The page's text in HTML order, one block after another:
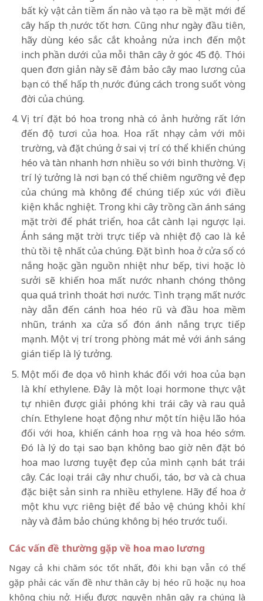
bất kỳ vật cản tiềm ẩn nào và tạo ra bề mặt mới để
cây hấp thụ nước tốt hơn. Cũng như ngày đầu tiên,
hãy dùng kéo sắc cắt khoảng nửa inch đến một
inch phần dưới của mỗi thân cây ở góc 45 độ. Thói
quen đơn giản này sẽ đảm bảo cây mao lương của
bạn có thể hấp thụ nước đúng cách trong suốt vòng
đời của chúng.
Vị trí đặt bó hoa trong nhà có ảnh hưởng rất lớn
đến độ tươi của hoa. Hoa rất nhạy cảm với môi
trường, và đặt chúng ở sai vị trí có thể khiến chúng
héo và tàn nhanh hơn nhiều so với bình thường. Vị
trí lý tưởng là nơi bạn có thể chiêm ngưỡng vẻ đẹp
của chúng mà không để chúng tiếp xúc với điều
kiện khắc nghiệt. Trong khi cây trồng cần ánh sáng
mặt trời để phát triển, hoa cắt cành lại ngược lại.
Ánh sáng mặt trời trực tiếp và nhiệt độ cao là kẻ
thù tồi tệ nhất của chúng. Đặt bình hoa ở cửa sổ có
nắng hoặc gần nguồn nhiệt như bếp, tivi hoặc lò
sưởi sẽ khiến hoa mất nước nhanh chóng thông
qua quá trình thoát hơi nước. Tình trạng mất nước
này dẫn đến cánh hoa héo rũ và đầu hoa mềm
nhũn, tránh xa cửa sổ đón ánh nắng trực tiếp
mạnh. Một vị trí trong phòng mát mẻ với ánh sáng
gián tiếp là lý tưởng.
Một mối đe dọa vô hình khác đối với hoa của bạn
là khí ethylene. Đây là một loại hormone thực vật
tự nhiên được giải phóng khi trái cây và rau quả
chín. Ethylene hoạt động như một tín hiệu lão hóa
đối với hoa, khiến cánh hoa rụng và hoa héo sớm.
Đó là lý do tại sao bạn không bao giờ nên đặt bó
hoa mao lương tuyệt đẹp của mình cạnh bát trái
cây. Các loại trái cây như chuối, táo, bơ và cà chua
đặc biệt sản sinh ra nhiều ethylene. Hãy để hoa ở
một khu vực riêng biệt để bảo vệ chúng khỏi khí
này và đảm bảo chúng không bị héo trước tuổi.
Các vấn đề thường gặp về hoa mao lương
Ngay cả khi chăm sóc tốt nhất, đôi khi bạn vẫn có thể
gặp phải các vấn đề như thân cây bị héo rũ hoặc nụ hoa
không chịu nở. Hiểu được nguyên nhân gây ra chúng là